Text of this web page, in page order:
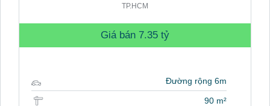
TP.HCM
Giá bán 7.35 tỷ
Đường rộng 6m
90 m²